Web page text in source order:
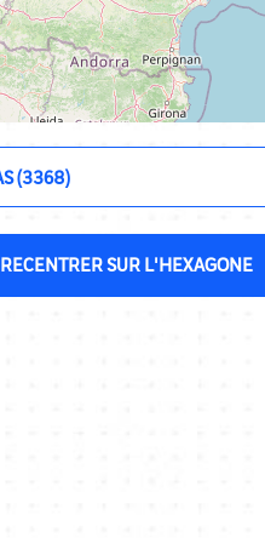
RECENTRER SUR L'HEXAGONE